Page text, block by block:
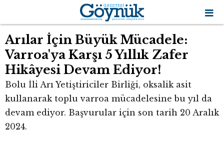
Arılar İçin Büyük Mücadele:
Varroa'ya Karşı 5 Yıllık Zafer
Hikâyesi Devam Ediyor!
Bolu İli Arı Yetiştiriciler Birliği, oksalik asit
kullanarak toplu varroa mücadelesine bu yıl da
devam ediyor. Başvurular için son tarih 20 Aralık
2024.